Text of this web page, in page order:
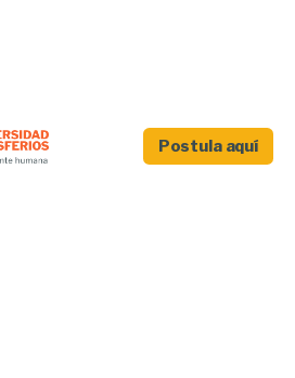
Postula aquí